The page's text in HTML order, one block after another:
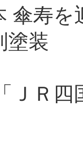
傘寿
塗装
ＪＲ